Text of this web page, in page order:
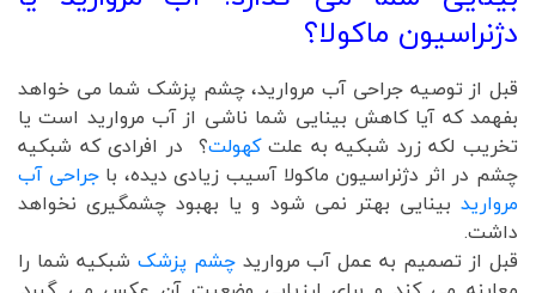
دژنراسیون ماکولا؟
قبل از توصیه جراحی آب مروارید، چشم پزشک شما می خواهد
بفهمد که آیا کاهش بینایی شما ناشی از آب مروارید است یا
تخریب لکه زرد شبکیه به علتکهولت؟ در افرادی که شبکیه
چشم در اثر دژنراسیون ماکولا آسیب زیادی دیده، باجراحی آب
مروارید بینایی بهتر نمی شود و یا بهبود چشمگیری نخواهد
داشت.
قبل از تصمیم به عمل آب مرواریدچشم پزشک شبکیه شما را